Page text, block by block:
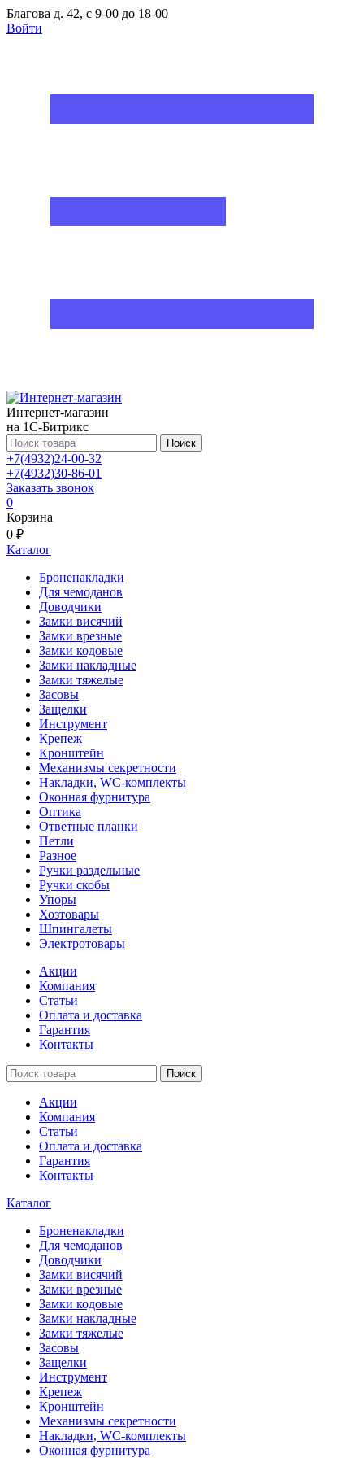
Благова д. 42, с 9-00 до 18-00
Войти
Интернет-магазин
на 1С-Битрикс
Поиск
+7(4932)24-00-32
+7(4932)30-86-01
Заказать звонок
0
Корзина
0 ₽
Каталог
Броненакладки
Для чемоданов
Доводчики
Замки висячий
Замки врезные
Замки кодовые
Замки накладные
Замки тяжелые
Засовы
Защелки
Инструмент
Крепеж
Кронштейн
Механизмы секретности
Накладки, WC-комплекты
Оконная фурнитура
Оптика
Ответные планки
Петли
Разное
Ручки раздельные
Ручки скобы
Упоры
Хозтовары
Шпингалеты
Электротовары
Акции
Компания
Статьи
Оплата и доставка
Гарантия
Контакты
Поиск
Акции
Компания
Статьи
Оплата и доставка
Гарантия
Контакты
Каталог
Броненакладки
Для чемоданов
Доводчики
Замки висячий
Замки врезные
Замки кодовые
Замки накладные
Замки тяжелые
Засовы
Защелки
Инструмент
Крепеж
Кронштейн
Механизмы секретности
Накладки, WC-комплекты
Оконная фурнитура